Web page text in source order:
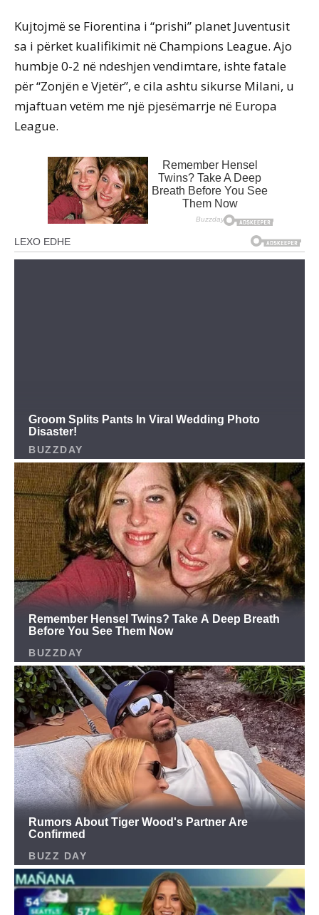
Kujtojmë se Fiorentina i “prishi” planet Juventusit
sa i përket kualifikimit në Champions League. Ajo
humbje 0-2 në ndeshjen vendimtare, ishte fatale
për “Zonjën e Vjetër”, e cila ashtu sikurse Milani, u
mjaftuan vetëm me një pjesëmarrje në Europa
League.